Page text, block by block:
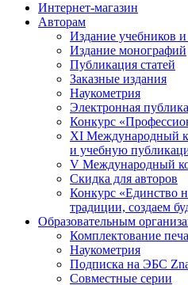
Интернет-магазин
Авторам
Издание учебников
Издание монографий
Публикация статей
Заказные издания
Наукометрия
Электронная
Конкурс
XI Международный
и учебную
V Международный
Скидка для авторов
Конкурс «Единство
традиции, создаем
Образовательным
Комплектование
Наукометрия
Подписка на ЭБС
Совместные серии